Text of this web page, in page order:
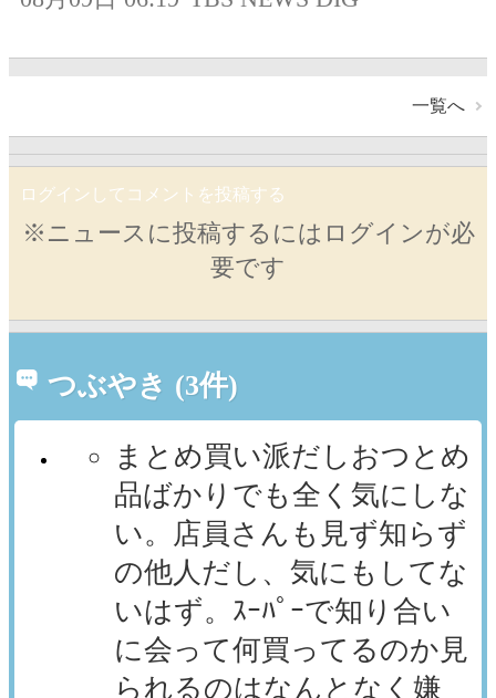
一覧へ
ログインしてコメントを投稿する
※ニュースに投稿するにはログインが必
要です
つぶやき (3件)
まとめ買い派だしおつとめ
品ばかりでも全く気にしな
い。店員さんも見ず知らず
の他人だし、気にもしてな
いはず。ｽｰﾊﾟｰで知り合い
に会って何買ってるのか見
られるのはなんとなく嫌